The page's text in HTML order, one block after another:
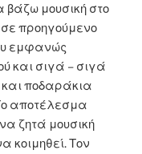
μουσική στο
σε προηγούμενο
εμφανώς
και σιγά – σιγά
ποδαράκια
αποτέλεσμα
ζητά μουσική
κοιμηθεί. Τον